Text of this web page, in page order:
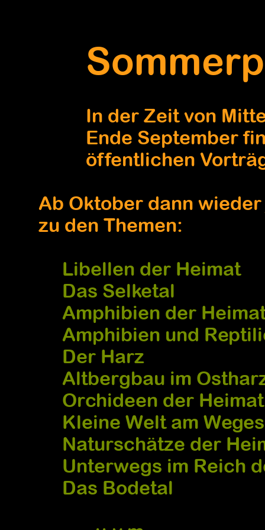
In der Zeit von Mitte
Ende September
öffentlichen
Ab Oktober dann
zu den Themen:
Libellen der Heimat
Das Selketal
Amphibien der
Amphibien und
Der Harz
Altbergbau im
Orchideen der Heimat
Kleine Welt am
Naturschätze der
Unterwegs im Reich
Das Bodetal